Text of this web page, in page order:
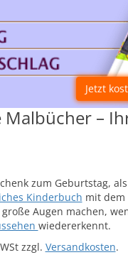
Jetzt
Malbücher –
zum Geburtstag,
Kinderbuch mit dem
Augen machen,
wiedererkennt.
zzgl. Versandkosten.